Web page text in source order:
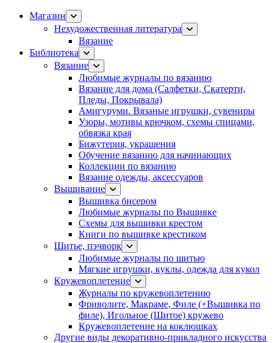
Магазин
Нехудожественная литература
Вязание
Библиотека
Вязание
Любимые журналы по вязанию
Вязание для дома (Салфетки, Скатерти,
Пледы, Покрывала)
Амигуруми. Вязаные игрушки, сувениры
Узоры, мотивы крючком, схемы спицами,
обвязка края
Бижутерия, украшения
Обучение вязанию для начинающих
Коллекции по вязанию
Вязание одежды, аксессуаров
Вышивание
Вышивка бисером
Любимые журналы по Вышивке
Схемы для вышивки крестом
Книги по вышивке крестиком
Шитье, пэчворк
Любимые журналы по шитью
Мягкие игрушки, куклы, одежда для кукол
Кружевоплетение
Журналы по кружевоплетению
Фриволите, Макраме, Филе (+Вышивка по
филе), Игольное (Шитое) кружево
Кружевоплетение на коклюшках
Другие виды декоративно-прикладного искусства